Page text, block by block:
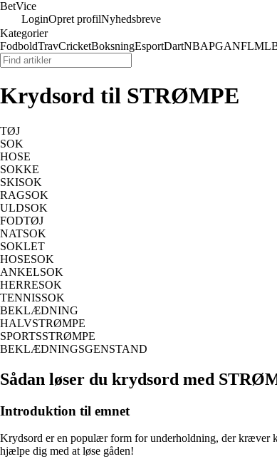
BetVice
LoginOpret profilNyhedsbreve
Kategorier
FodboldTravCricketBoksningEsportDartNBAPGANFL
Krydsord til STRØMPE
TØJ
SOK
HOSE
SOKKE
SKISOK
RAGSOK
ULDSOK
FODTØJ
NATSOK
SOKLET
HOSESOK
ANKELSOK
HERRESOK
TENNISSOK
BEKLÆDNING
HALVSTRØMPE
SPORTSSTRØMPE
BEKLÆDNINGSGENSTAND
Sådan løser du krydsord med
Introduktion til emnet
Krydsord er en populær form for underholdning, der kræver
hjælpe dig med at løse gåden!